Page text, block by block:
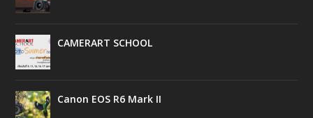
CAMERART SCHOOL
Canon EOS R6 Mark II